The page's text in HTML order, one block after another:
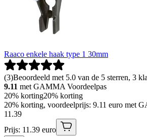
Raaco enkele haak type 1 30mm
(3)Beoordeeld met 5.0 van de 5 sterren, 3
9.11 met GAMMA Voordeelpas
20% korting20% korting
20% korting, voordeelprijs: 9.11 euro met
11 .39
Prijs: 11.39 euro